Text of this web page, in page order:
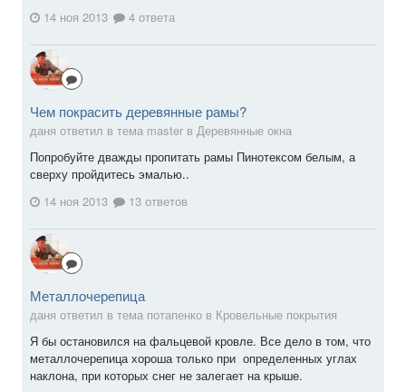
14 ноя 2013
4 ответа
Чем покрасить деревянные рамы?
даня ответил в тема master в Деревянные окна
Попробуйте дважды пропитать рамы Пинотексом белым, а
сверху пройдитесь эмалью..
14 ноя 2013
13 ответов
Металлочерепица
даня ответил в тема потапенко в Кровельные покрытия
Я бы остановился на фальцевой кровле. Все дело в том, что
металлочерепица хороша только при определенных углах
наклона, при которых снег не залегает на крыше.